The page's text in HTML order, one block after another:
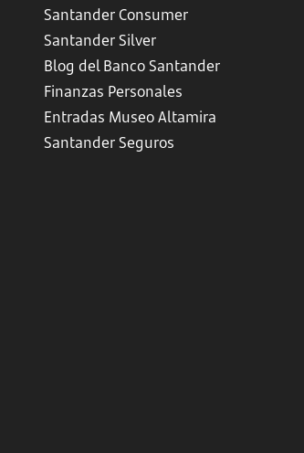
Santander Consumer
Santander Silver
Blog del Banco Santander
Finanzas Personales
Entradas Museo Altamira
Santander Seguros